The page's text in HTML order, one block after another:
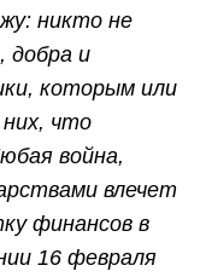
никто не
добра и
которым или
, что
война,
влечет
финансов в
16 февраля